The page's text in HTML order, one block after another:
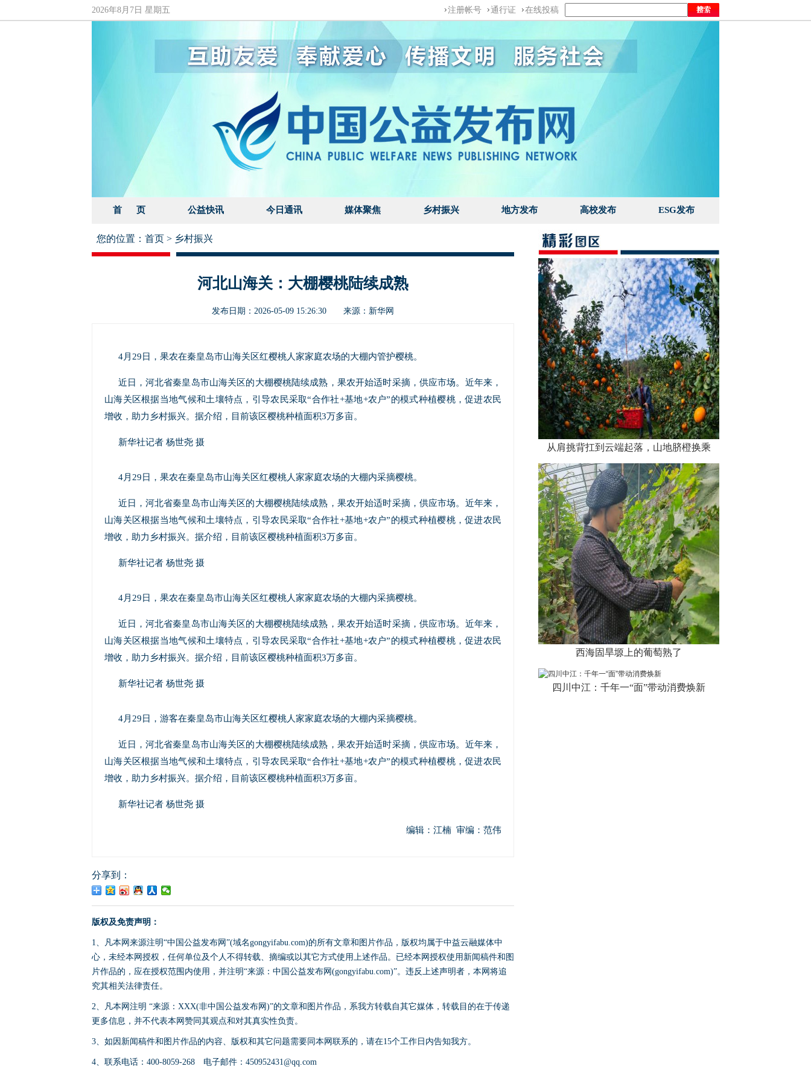
2026年8月7日 星期五 注册帐号 通行证 在线投稿
首 页 公益快讯 今日通讯 媒体聚焦 乡村振兴 地方发布 高校发布 ESG发布
您的位置： 首页 > 乡村振兴
河北山海关：大棚樱桃陆续成熟
发布日期：2026-05-09 15:26:30 来源： 新华网
4月29日，果农在秦皇岛市山海关区红樱桃人家家庭农场的大棚内管护樱桃。
近日，河北省秦皇岛市山海关区的大棚樱桃陆续成熟，果农开始适时采摘，供应市场。近年来，
山海关区根据当地气候和土壤特点，引导农民采取“合作社+基地+农户”的模式种植樱桃，促进农民
增收，助力乡村振兴。据介绍，目前该区樱桃种植面积3万多亩。
新华社记者 杨世尧 摄
4月29日，果农在秦皇岛市山海关区红樱桃人家家庭农场的大棚内采摘樱桃。
近日，河北省秦皇岛市山海关区的大棚樱桃陆续成熟，果农开始适时采摘，供应市场。近年来，
山海关区根据当地气候和土壤特点，引导农民采取“合作社+基地+农户”的模式种植樱桃，促进农民
增收，助力乡村振兴。据介绍，目前该区樱桃种植面积3万多亩。
新华社记者 杨世尧 摄
4月29日，果农在秦皇岛市山海关区红樱桃人家家庭农场的大棚内采摘樱桃。
近日，河北省秦皇岛市山海关区的大棚樱桃陆续成熟，果农开始适时采摘，供应市场。近年来，
山海关区根据当地气候和土壤特点，引导农民采取“合作社+基地+农户”的模式种植樱桃，促进农民
增收，助力乡村振兴。据介绍，目前该区樱桃种植面积3万多亩。
新华社记者 杨世尧 摄
4月29日，游客在秦皇岛市山海关区红樱桃人家家庭农场的大棚内采摘樱桃。
近日，河北省秦皇岛市山海关区的大棚樱桃陆续成熟，果农开始适时采摘，供应市场。近年来，
山海关区根据当地气候和土壤特点，引导农民采取“合作社+基地+农户”的模式种植樱桃，促进农民
增收，助力乡村振兴。据介绍，目前该区樱桃种植面积3万多亩。
新华社记者 杨世尧 摄
编辑：江楠 审编：范伟
分享到：
版权及免责声明：
1、凡本网来源注明“中国公益发布网”(域名gongyifabu.com)的所有文章和图片作品，版权均属于中益云融媒体中
心，未经本网授权，任何单位及个人不得转载、摘编或以其它方式使用上述作品。已经本网授权使用新闻稿件和图
片作品的，应在授权范围内使用，并注明“来源：中国公益发布网(gongyifabu.com)”。违反上述声明者，本网将追
究其相关法律责任。
2、凡本网注明 “来源：XXX(非中国公益发布网)”的文章和图片作品，系我方转载自其它媒体，转载目的在于传递
更多信息，并不代表本网赞同其观点和对其真实性负责。
3、如因新闻稿件和图片作品的内容、版权和其它问题需要同本网联系的，请在15个工作日内告知我方。
4、联系电话：400-8059-268 电子邮件：450952431@qq.com
从肩挑背扛到云端起落，山地脐橙换乘
西海固旱塬上的葡萄熟了
四川中江：千年一“面”带动消费焕新